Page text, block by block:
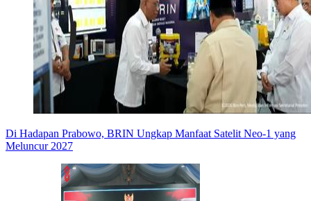
Di Hadapan Prabowo, BRIN Ungkap Manfaat Satelit Neo-1 yang
Meluncur 2027